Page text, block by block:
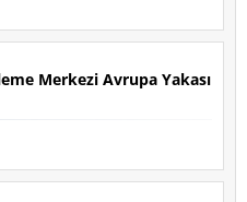
Merkezi Avrupa Yakası